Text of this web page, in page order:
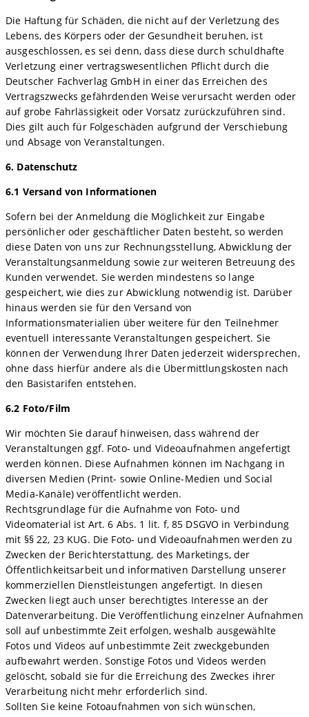
Die Haftung für Schäden, die nicht auf der Verletzung des
Lebens, des Körpers oder der Gesundheit beruhen, ist
ausgeschlossen, es sei denn, dass diese durch schuldhafte
Verletzung einer vertragswesentlichen Pflicht durch die
Deutscher Fachverlag GmbH in einer das Erreichen des
Vertragszwecks gefährdenden Weise verursacht werden oder
auf grobe Fahrlässigkeit oder Vorsatz zurückzuführen sind.
Dies gilt auch für Folgeschäden aufgrund der Verschiebung
und Absage von Veranstaltungen.
6. Datenschutz
6.1 Versand von Informationen
Sofern bei der Anmeldung die Möglichkeit zur Eingabe
persönlicher oder geschäftlicher Daten besteht, so werden
diese Daten von uns zur Rechnungsstellung, Abwicklung der
Veranstaltungsanmeldung sowie zur weiteren Betreuung des
Kunden verwendet. Sie werden mindestens so lange
gespeichert, wie dies zur Abwicklung notwendig ist. Darüber
hinaus werden sie für den Versand von
Informationsmaterialien über weitere für den Teilnehmer
eventuell interessante Veranstaltungen gespeichert. Sie
können der Verwendung Ihrer Daten jederzeit widersprechen,
ohne dass hierfür andere als die Übermittlungskosten nach
den Basistarifen entstehen.
6.2 Foto/Film
Wir möchten Sie darauf hinweisen, dass während der
Veranstaltungen ggf. Foto- und Videoaufnahmen angefertigt
werden können. Diese Aufnahmen können im Nachgang in
diversen Medien (Print- sowie Online-Medien und Social
Media-Kanäle) veröffentlicht werden.
Rechtsgrundlage für die Aufnahme von Foto- und
Videomaterial ist Art. 6 Abs. 1 lit. f, 85 DSGVO in Verbindung
mit §§ 22, 23 KUG. Die Foto- und Videoaufnahmen werden zu
Zwecken der Berichterstattung, des Marketings, der
Öffentlichkeitsarbeit und informativen Darstellung unserer
kommerziellen Dienstleistungen angefertigt. In diesen
Zwecken liegt auch unser berechtigtes Interesse an der
Datenverarbeitung. Die Veröffentlichung einzelner Aufnahmen
soll auf unbestimmte Zeit erfolgen, weshalb ausgewählte
Fotos und Videos auf unbestimmte Zeit zweckgebunden
aufbewahrt werden. Sonstige Fotos und Videos werden
gelöscht, sobald sie für die Erreichung des Zweckes ihrer
Verarbeitung nicht mehr erforderlich sind.
Sollten Sie keine Fotoaufnahmen von sich wünschen,